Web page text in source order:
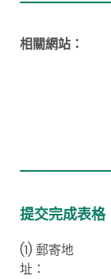
相關網站：
提交完成表格
(1) 郵寄地
址：